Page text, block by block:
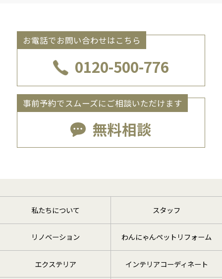
お電話でお問い合わせはこちら
0120-500-776
事前予約でスムーズにご相談いただけます
無料相談
私たちについて スタッフ
リノベーション わんにゃんペットリフォーム
エクステリア インテリアコーディネート